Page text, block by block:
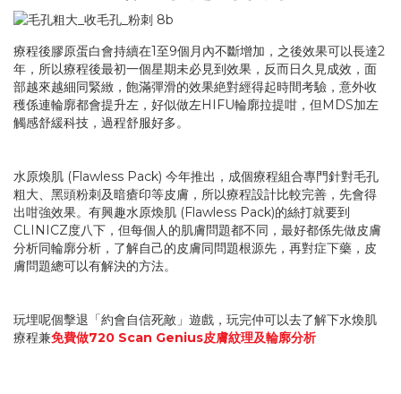
療程後膠原蛋白會持續在1至9個月內不斷增加，之後效果可以長達2
年，所以療程後最初一個星期未必見到效果，反而日久見成效，面
部越來越細同緊緻，飽滿彈滑的效果絶對經得起時間考驗，意外收
穫係連輪廓都會提升左，好似做左HIFU輪廓拉提咁，但MDS加左
觸感舒緩科技，過程舒服好多。
水原煥肌 (Flawless Pack) 今年推出，成個療程組合專門針對毛孔
粗大、黑頭粉刺及暗瘡印等皮膚，所以療程設計比較完善，先會得
出咁強效果。有興趣水原煥肌 (Flawless Pack)的絲打就要到
CLINICZ度八下，但每個人的肌膚問題都不同，最好都係先做皮膚
分析同輪廓分析，了解自己的皮膚同問題根源先，再對症下藥，皮
膚問題總可以有解決的方法。
玩埋呢個擊退「約會自信死敵」遊戲，玩完仲可以去了解下水煥肌
療程兼免費做720 Scan Genius皮膚紋理及輪廓分析